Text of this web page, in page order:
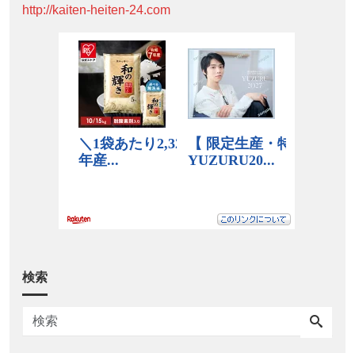
http://kaiten-heiten-24.com
検索